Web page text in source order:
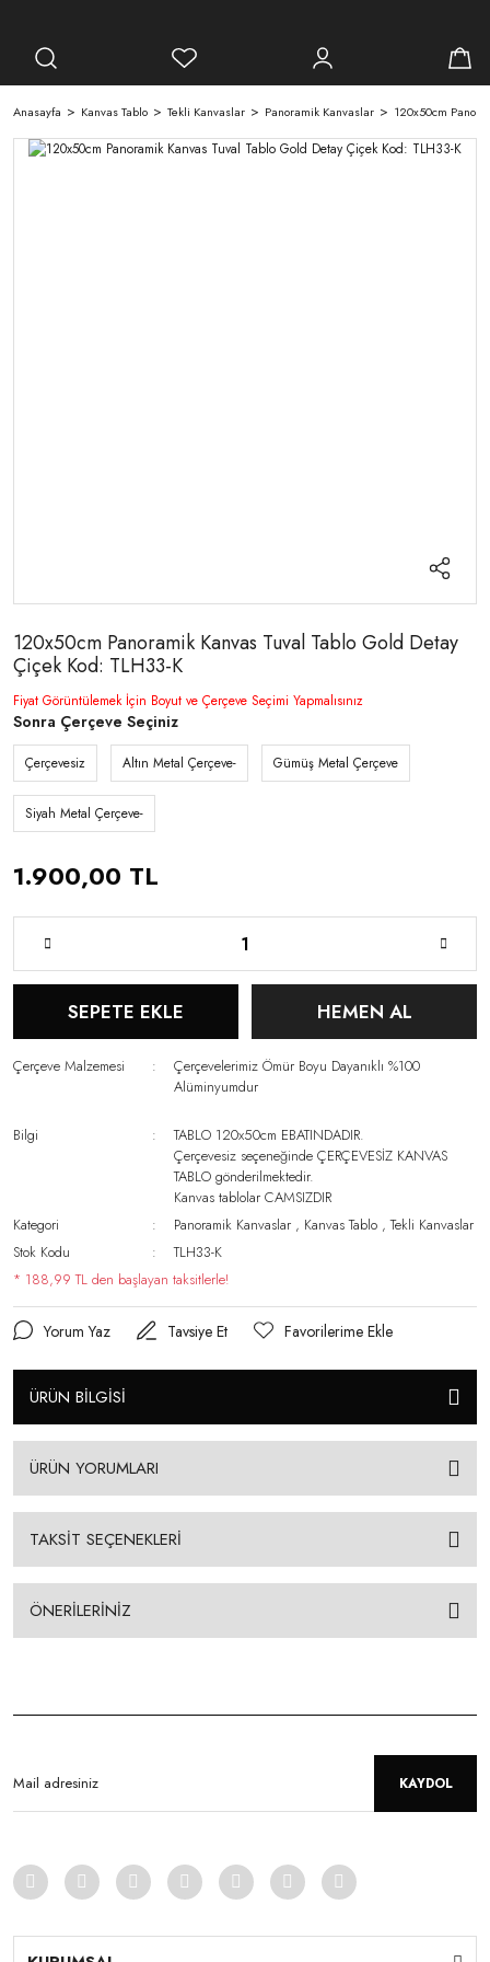
Anasayfa Kanvas Tablo Tekli Kanvaslar Panoramik Kanvaslar 120x50cm
120x50cm Panoramik Kanvas Tuval Tablo Gold Detay
Çiçek Kod: TLH33-K
Fiyat Görüntülemek İçin Boyut ve Çerçeve Seçimi Yapmalısınız
Sonra Çerçeve Seçiniz
Çerçevesiz Altın Metal Çerçeve- Gümüş Metal Çerçeve
Siyah Metal Çerçeve-
1.900,00 TL
SEPETE EKLE HEMEN AL
Çerçeve Malzemesi
Çerçevelerimiz Ömür Boyu Dayanıklı %100
Alüminyumdur
Bilgi
TABLO 120x50cm EBATINDADIR.
Çerçevesiz seçeneğinde ÇERÇEVESİZ KANVAS
TABLO gönderilmektedir.
Kanvas tablolar CAMSIZDIR
Kategori
Panoramik Kanvaslar , Kanvas Tablo ,Tekli Kanvaslar
Stok Kodu
TLH33-K
* 188,99 TL den başlayan taksitlerle!
Yorum Yaz Tavsiye Et
ÜRÜN BİLGİSİ
ÜRÜN YORUMLARI
TAKSİT SEÇENEKLERİ
ÖNERİLERİNİZ
KAYDOL